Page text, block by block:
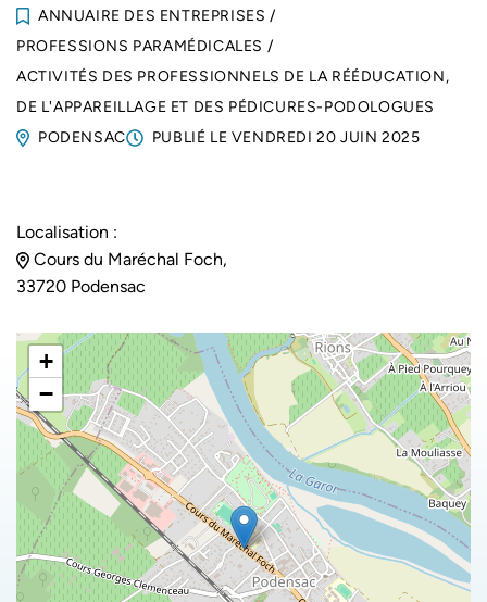
ANNUAIRE DES ENTREPRISES /
PROFESSIONS PARAMÉDICALES /
ACTIVITÉS DES PROFESSIONNELS DE LA RÉÉDUCATION,
DE L'APPAREILLAGE ET DES PÉDICURES-PODOLOGUES
PODENSAC
PUBLIÉ LE VENDREDI 20 JUIN 2025
Localisation :
Cours du Maréchal Foch,
33720 Podensac
+
−